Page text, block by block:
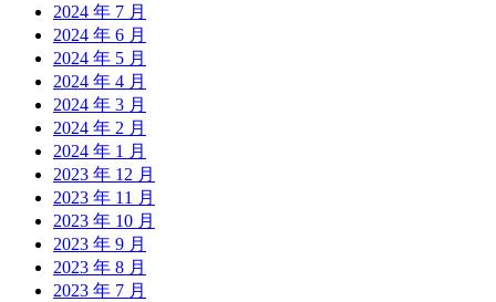
2024 年 7 月
2024 年 6 月
2024 年 5 月
2024 年 4 月
2024 年 3 月
2024 年 2 月
2024 年 1 月
2023 年 12 月
2023 年 11 月
2023 年 10 月
2023 年 9 月
2023 年 8 月
2023 年 7 月